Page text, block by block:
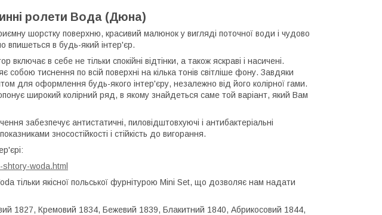
ролети Вода (Дюна)
шорстку поверхню, красивий малюнок у вигляді поточної води і чудово
впишеться в будь-який інтер'єр.
в себе не тільки спокійні відтінки, а також яскраві і насичені.
тиснення по всій поверхні на кілька тонів світліше фону. Завдяки
для оформлення будь-якого інтер'єру, незалежно від його колірної гами.
широкий колірний ряд, в якому знайдеться саме той варіант, який Вам
забезпечує антистатичні, пиловідштовхуючі і антибактеріальні
зносостійкості і стійкість до вигорання.
woda.html
тільки якісної польської фурнітурою Mini Set, що дозволяє нам надати
1827, Кремовий 1834, Бежевий 1839, Блакитний 1840, Абрикосовий 1844,